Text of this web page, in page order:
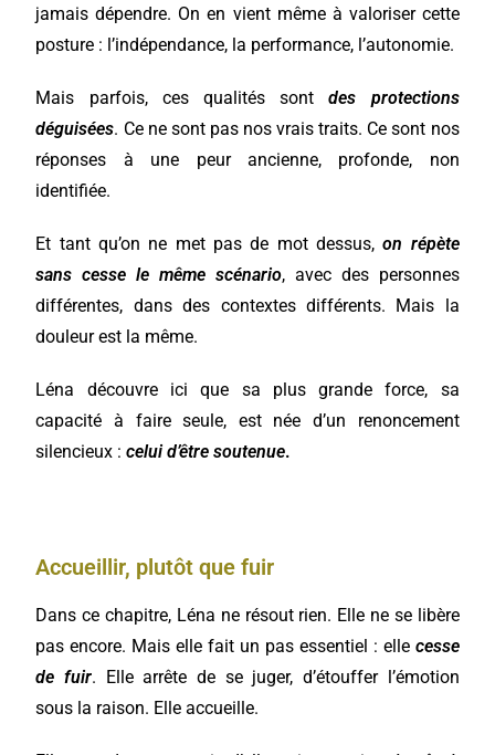
jamais dépendre. On en vient même à valoriser cette
posture : l’indépendance, la performance, l’autonomie.
Mais parfois, ces qualités sontdes protections
déguisées. Ce ne sont pas nos vrais traits. Ce sont nos
réponses à une peur ancienne, profonde, non
identifiée.
Et tant qu’on ne met pas de mot dessus,on répète
sans cesse le même scénario, avec des personnes
différentes, dans des contextes différents. Mais la
douleur est la même.
Léna découvre ici que sa plus grande force, sa
capacité à faire seule, est née d’un renoncement
silencieux :celui d’être soutenue.
Accueillir, plutôt que fuir
Dans ce chapitre, Léna ne résout rien. Elle ne se libère
pas encore. Mais elle fait un pas essentiel : elle cesse
de fuir. Elle arrête de se juger, d’étouffer l’émotion
sous la raison. Elle accueille.